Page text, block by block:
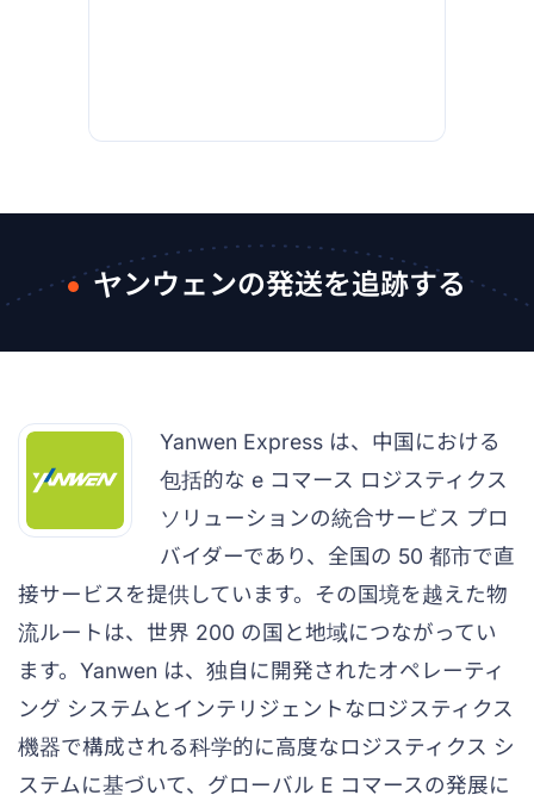
ヤンウェンの発送を追跡する
Yanwen Express は、中国における
包括的な e コマース ロジスティクス
ソリューションの統合サービス プロ
バイダーであり、全国の 50 都市で直
接サービスを提供しています。その国境を越えた物
流ルートは、世界 200 の国と地域につながってい
ます。Yanwen は、独自に開発されたオペレーティ
ング システムとインテリジェントなロジスティクス
機器で構成される科学的に高度なロジスティクス シ
ステムに基づいて、グローバル E コマースの発展に